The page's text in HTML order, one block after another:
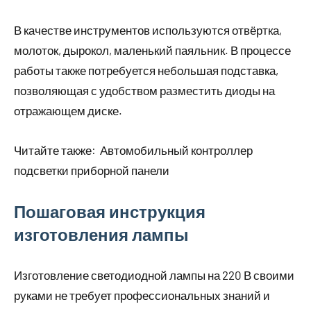
В качестве инструментов используются отвёртка,
молоток, дырокол, маленький паяльник. В процессе
работы также потребуется небольшая подставка,
позволяющая с удобством разместить диоды на
отражающем диске.
Читайте также: Автомобильный контроллер
подсветки приборной панели
Пошаговая инструкция
изготовления лампы
Изготовление светодиодной лампы на 220 В своими
руками не требует профессиональных знаний и